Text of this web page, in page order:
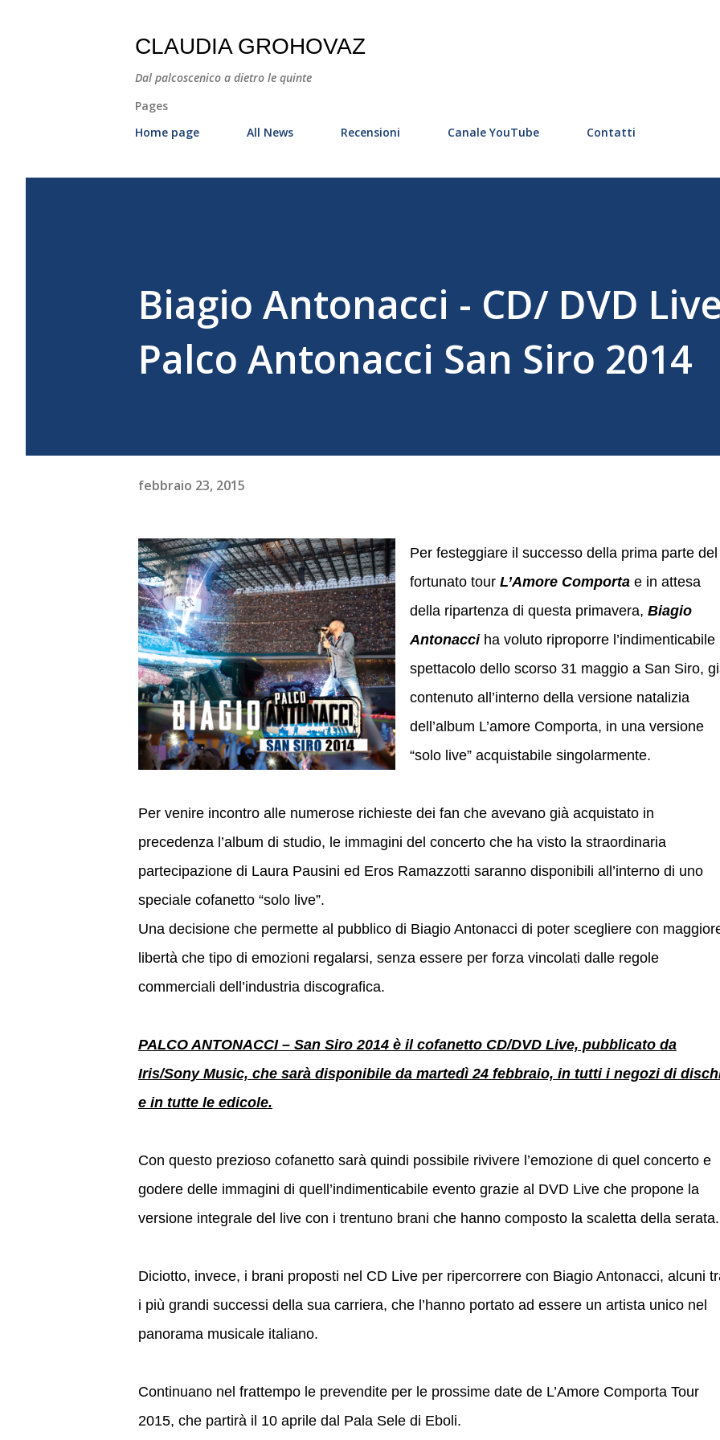
CLAUDIA GROHOVAZ
Dal palcoscenico a dietro le quinte
Pages
Home page
All News Recensioni Canale YouTube Contatti
Biagio Antonacci - CD/ DVD
Palco Antonacci San Siro 2014
febbraio 23, 2015
Per festeggiare il successo della prima parte del
fortunato tour L’Amore Comporta e in attesa
della ripartenza di questa primavera, Biagio
Antonacciha voluto riproporre l’indimenticabile
spettacolo dello scorso 31 maggio a San Siro,
contenuto all’interno della versione natalizia
dell’album L’amore Comporta, in una versione
“solo live” acquistabile singolarmente.
Per venire incontro alle numerose richieste dei fan che avevano già acquistato in
precedenza l’album di studio, le immagini del concerto che ha visto la straordinaria
partecipazione di Laura Pausini ed Eros Ramazzotti saranno disponibili all’interno di uno
speciale cofanetto “solo live”.
Una decisione che permette al pubblico di Biagio Antonacci di poter scegliere con
libertà che tipo di emozioni regalarsi, senza essere per forza vincolati dalle regole
commerciali dell’industria discografica.
PALCO ANTONACCI – San Siro 2014 è il cofanetto CD/DVD Live, pubblicato da
Iris/Sony Music, che sarà disponibile da martedì 24 febbraio, in tutti i negozi di
e in tutte le edicole.
Con questo prezioso cofanetto sarà quindi possibile rivivere l’emozione di quel concerto e
godere delle immagini di quell’indimenticabile evento grazie al DVD Live che propone la
versione integrale del live con i trentuno brani che hanno composto la scaletta della serata.
Diciotto, invece, i brani proposti nel CD Live per ripercorrere con Biagio Antonacci, alcuni
i più grandi successi della sua carriera, che l’hanno portato ad essere un artista unico nel
panorama musicale italiano.
Continuano nel frattempo le prevendite per le prossime date de L’Amore Comporta Tour
2015, che partirà il 10 aprile dal Pala Sele di Eboli.